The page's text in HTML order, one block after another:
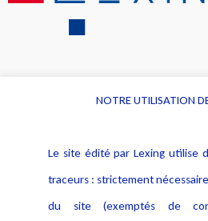
Alerte professionnelle
Déclaration d'accessibilité
Notice Légale
NOTRE UTILISATION
Le site édité par Lexing utilise
traceurs : strictement
du site (exemptés de